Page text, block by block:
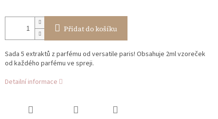
Přidat do košíku
Sada 5 extraktů z parfému od versatile paris! Obsahuje 2ml vzoreček
od každého parfému ve spreji.
Detailní informace